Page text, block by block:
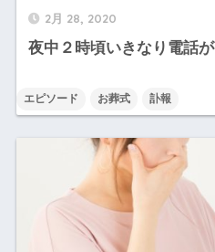
2月 28, 2020
夜中２時頃いきなり電話が
エピソード お葬式 訃報